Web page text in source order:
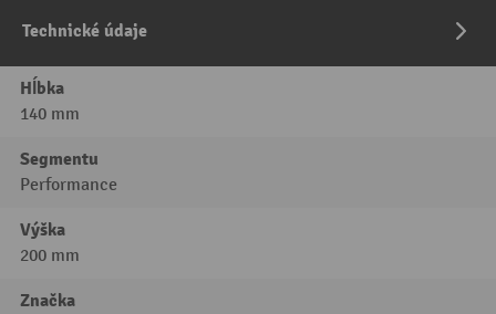
Technické údaje
Hĺbka
140 mm
Segmentu
Performance
Výška
200 mm
Značka